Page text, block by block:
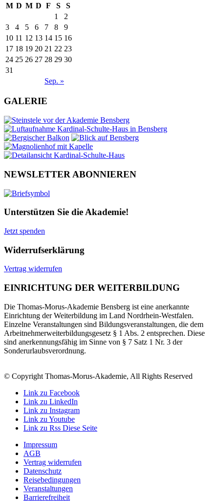
M D M D F S S
Sep. »
1
2
3
4 5 6 7 8
9
10 11 12 13 14 15 16
17 18 19 20 21 22 23
24 25 26 27 28 29 30
31
GALERIE
NEWSLETTER ABONNIEREN
Unterstützen Sie die Akademie!
Jetzt spenden
Widerrufserklärung
Vertrag widerrufen
EINRICHTUNG DER WEITERBILDUNG
Die Thomas-Morus-Akademie Bensberg ist eine anerkannte
Einrichtung der Weiterbildung im Land Nordrhein-Westfalen.
Einzelne Veranstaltungen sind Bildungsveranstaltungen, die dem
Arbeitnehmerweiterbildungsgesetz § 1 Abs. 2 entsprechen. Diese
sind anerkennungsfähig im Sinne von § 7 Satz 1 Nr. 3 der
Sonderurlaubsverordnung.
© Copyright Thomas-Morus-Akademie, All Rights Reserved
Link zu Facebook
Link zu LinkedIn
Link zu Instagram
Link zu Youtube
Link zu Rss Diese Seite
Impressum
AGB
Vertrag widerrufen
Datenschutz
Reisebedingungen
Veranstaltungen
Barrierefreiheit